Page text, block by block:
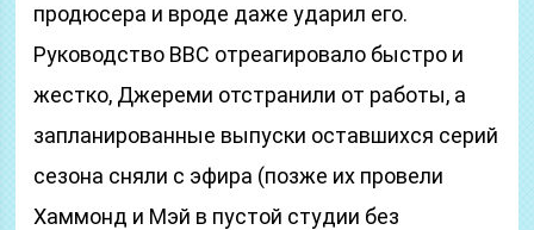
продюсера и вроде даже ударил его.
Руководство BBC отреагировало быстро и
жестко, Джереми отстранили от работы, а
запланированные выпуски оставшихся серий
сезона сняли с эфира (позже их провели
Хаммонд и Мэй в пустой студии без